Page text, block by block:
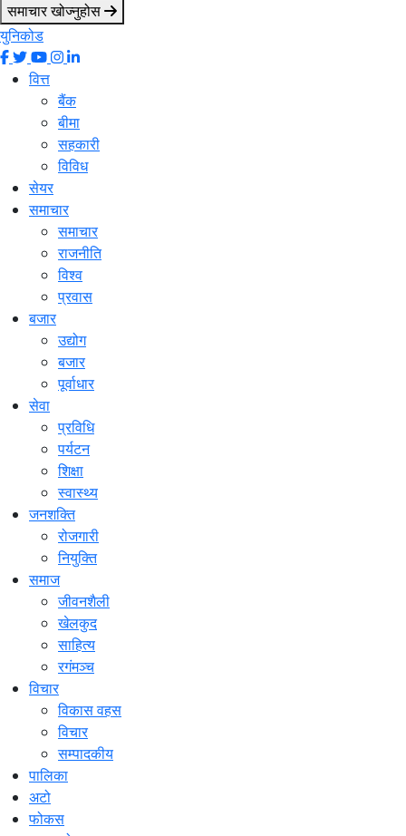
समाचार खोज्नुहोस
युनिकोड
वित्त
बैंक
बीमा
सहकारी
विविध
सेयर
समाचार
समाचार
राजनीति
विश्व
प्रवास
बजार
उद्योग
बजार
पूर्वाधार
सेवा
प्रविधि
पर्यटन
शिक्षा
स्वास्थ्य
जनशक्ति
रोजगारी
नियुक्ति
समाज
जीवनशैली
खेलकुद
साहित्य
रगंमञ्च
विचार
विकास वहस
विचार
सम्पादकीय
पालिका
अटो
फोकस